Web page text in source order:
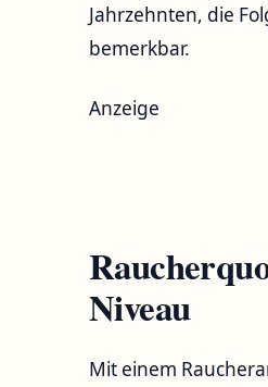
Jahrzehnten, die
bemerkbar.
Anzeige
Niveau
Mit einem